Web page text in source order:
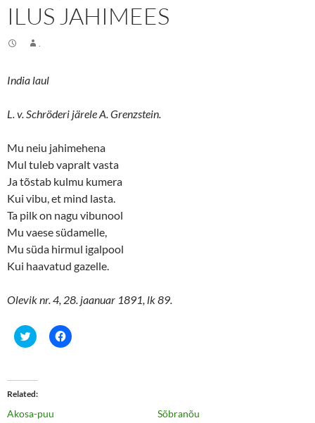
ILUS JAHIMEES
India laul
L. v. Schröderi järele A. Grenzstein.
Mu neiu jahimehena
Mul tuleb vapralt vasta
Ja tõstab kulmu kumera
Kui vibu, et mind lasta.
Ta pilk on nagu vibunool
Mu vaese südamelle,
Mu süda hirmul igalpool
Kui haavatud gazelle.
Olevik nr. 4, 28. jaanuar 1891, lk 89.
C
l
t
o
s
a
C
l
Related
Akosa-puu
Sõbranõu